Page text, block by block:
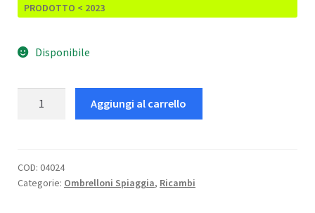
PRODOTTO < 2023
Disponibile
Ø
mm
Aggiungi al carrello
COD: 04024
Categorie: Ombrelloni Spiaggia, Ricambi